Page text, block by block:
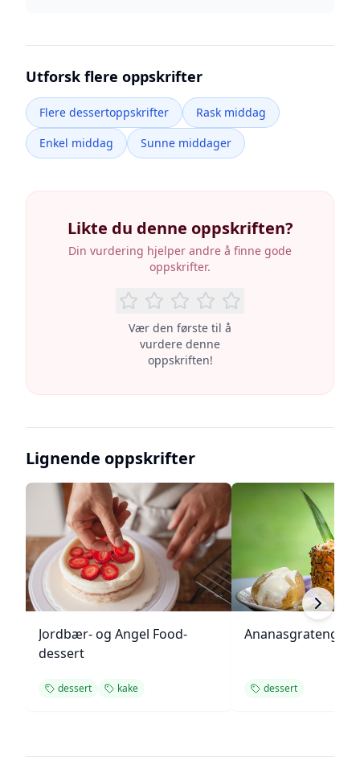
Utforsk flere oppskrifter
Flere dessertoppskrifter
Rask middag
Enkel middag
Sunne middager
Likte du denne oppskriften?
Din vurdering hjelper andre å finne gode
oppskrifter.
Vær den første til å
vurdere denne
oppskriften!
Lignende oppskrifter
Jordbær- og Angel Food-
dessert
dessert kake
Ananasgrateng
dessert